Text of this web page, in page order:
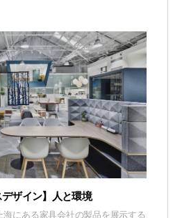
デザイン】人と環境
にある家具会社の製品を展示する